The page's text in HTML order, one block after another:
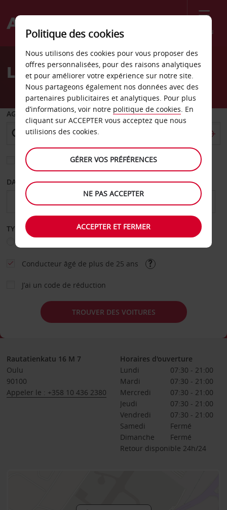
Menu
Welcome
AvisLocation de voiture Oulu
AGENCE DE DÉPART
Sélectionnez une autre agence de retour
DATE DE DÉPART DATE DE RETOUR
TYPE DE LOCATION
Conducteur âgé de plus de 25 ans
J’ai un code de réduction
TROUVER DES VOITURES
Rautatienkatu 16 M 7
Oulu
90100
Appeler le : +358 10 436 2380
Horaires d'ouverture
Lundi
07:30 - 21:00
Mardi
07:30 - 21:00
Mercredi
07:30 - 21:00
Jeudi
07:30 - 21:00
Vendredi
07:30 - 21:00
Samedi
Fermé
Dimanche
Fermé
Retour disponible 24h/24
Politique des cookies
Nous utilisons des cookies pour vous proposer des
offres personnalisées, pour des raisons analytiques
et pour améliorer votre expérience sur notre site.
Nous partageons également nos données avec des
partenaires publicitaires et analytiques. Pour plus
d’informations, voir notre politique de cookies. En
cliquant sur ACCEPTER vous acceptez que nous
utilisions des cookies.
GÉRER VOS PRÉFÉRENCES
NE PAS ACCEPTER
ACCEPTER ET FERMER